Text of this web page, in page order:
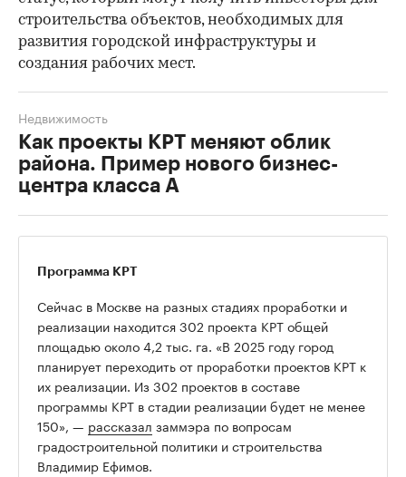
строительства объектов, необходимых для
развития городской инфраструктуры и
создания рабочих мест.
Как проекты КРТ меняют облик
района. Пример нового бизнес-
центра класса А
Недвижимость
Программа КРТ
Сейчас в Москве на разных стадиях проработки и
реализации находится 302 проекта КРТ общей
площадью около 4,2 тыс. га. «В 2025 году город
планирует переходить от проработки проектов КРТ к
их реализации. Из 302 проектов в составе
программы КРТ в стадии реализации будет не менее
150», — рассказал заммэра по вопросам
градостроительной политики и строительства
Владимир Ефимов.